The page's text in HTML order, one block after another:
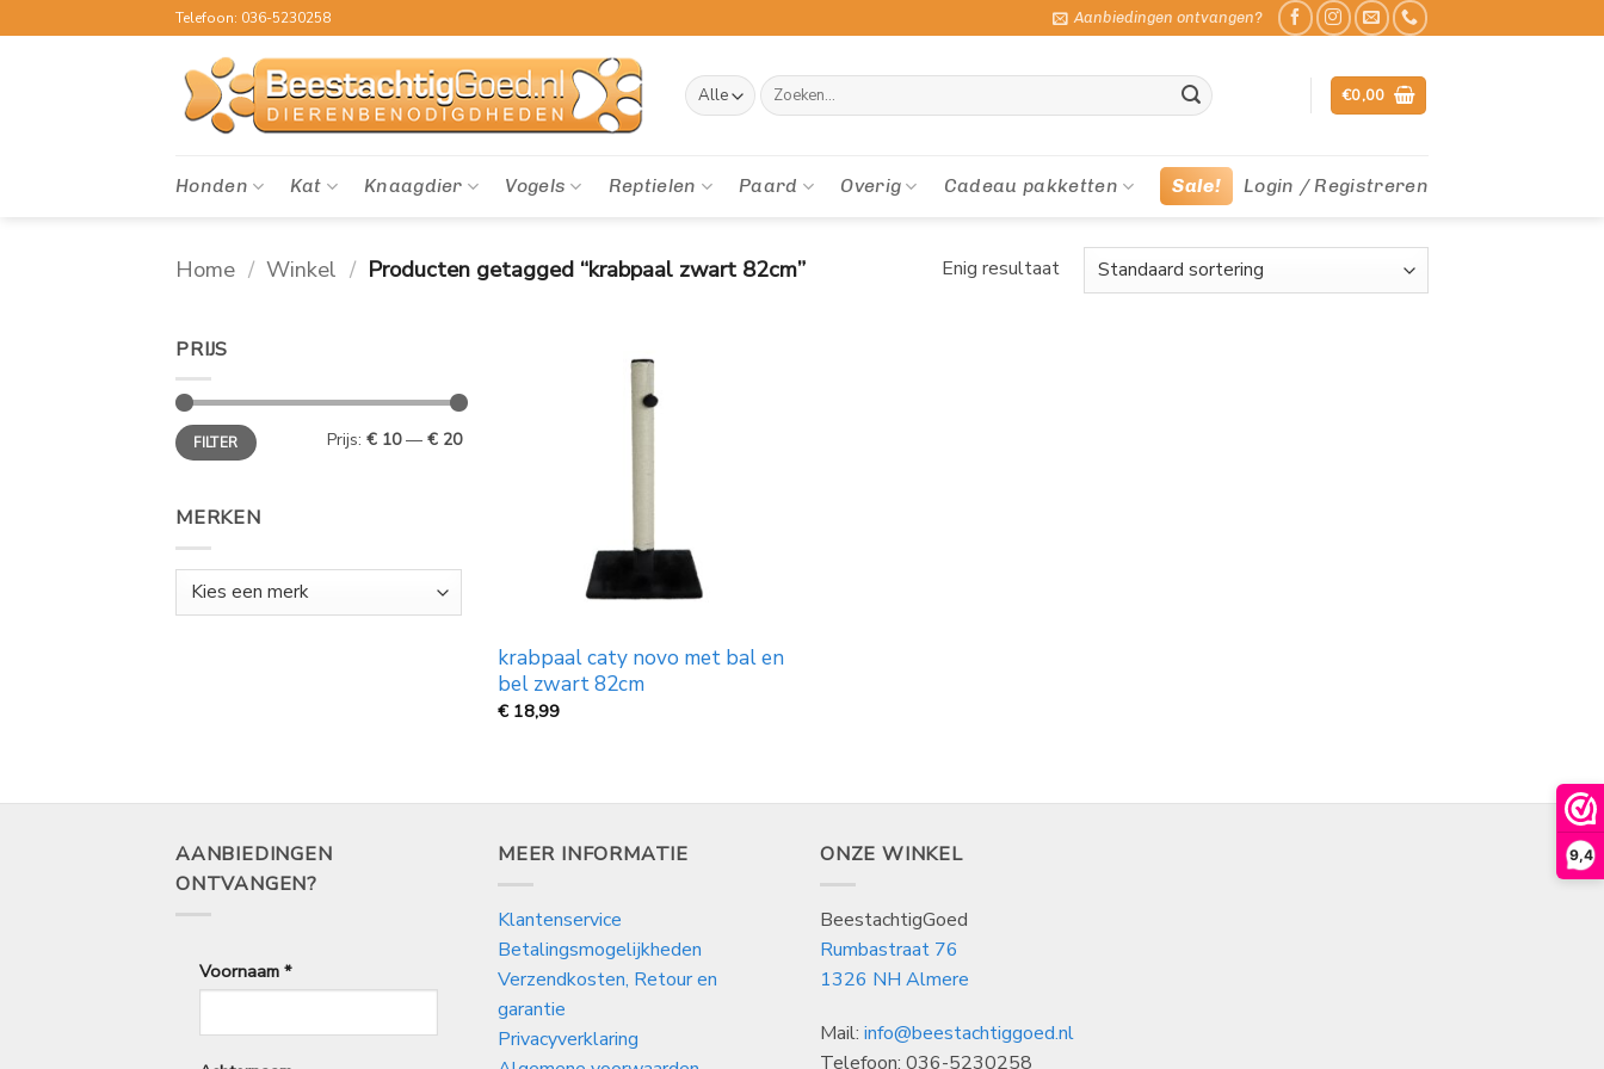
9,4
naar
Telefoon: 036-5230258 Aanbiedingen ontvangen?
Zoeken
naar:
€0,00
Honden Kat Knaagdier Vogels Reptielen Paard Overig Cadeau pakketten Sale! Login / Registreren
Home / Winkel / Producten getagged “krabpaal zwart 82cm” Enig resultaat
PRIJS
Min.
prijs
Max.
prijsFILTER Prijs: € 10— € 20
MERKEN
krabpaal caty novo met bal en
bel zwart 82cm
€ 18,99
AANBIEDINGEN
ONTVANGEN?
Voornaam *
MEER INFORMATIE
Klantenservice
Betalingsmogelijkheden
Verzendkosten, Retour en
garantie
Privacyverklaring
ONZE WINKEL
BeestachtigGoed
Rumbastraat 76
1326 NH Almere
Mail: info@beestachtiggoed.nl
Telefoon: 036-5230258